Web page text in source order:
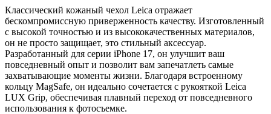
Классический кожаный чехол Leica отражает
бескомпромиссную приверженность качеству. Изготовленный
с высокой точностью и из высококачественных материалов,
он не просто защищает, это стильный аксессуар.
Разработанный для серии iPhone 17, он улучшит ваш
повседневный опыт и позволит вам запечатлеть самые
захватывающие моменты жизни. Благодаря встроенному
кольцу MagSafe, он идеально сочетается с рукояткой Leica
LUX Grip, обеспечивая плавный переход от повседневного
использования к фотосъемке.